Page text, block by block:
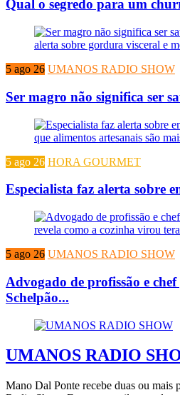
Qual o segredo para um
5 ago 26 UMANOS RADIO SHOW
Ser magro não significa ser
5 ago 26 HORA GOURMET
Especialista faz alerta sobre
5 ago 26 UMANOS RADIO SHOW
Advogado de profissão e
Schelpão...
UMANOS RADIO
Mano Dal Ponte recebe duas ou